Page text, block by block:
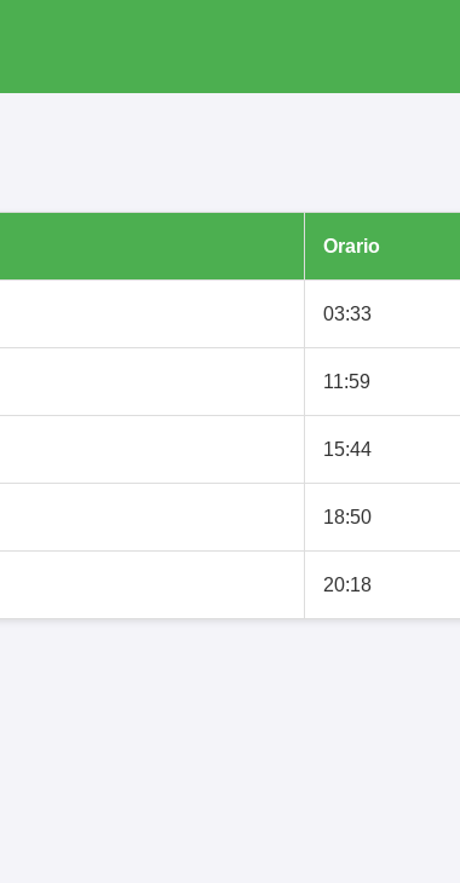
Orario
03:33
11:59
15:44
18:50
20:18